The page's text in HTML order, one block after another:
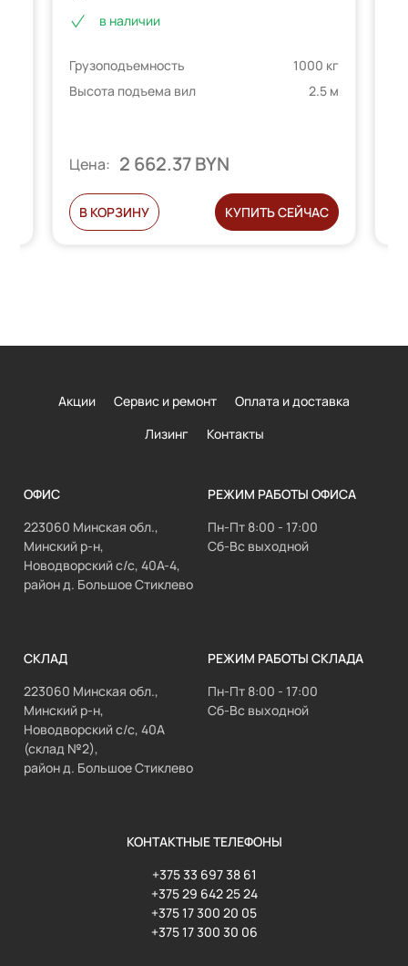
в наличии
Грузоподъемность
1000 кг
Высота подъема вил
2.5 м
Цена: 2 662.37 BYN
В КОРЗИНУ КУПИТЬ СЕЙЧАС
Акции Сервис и ремонт
Оплата и доставка
Лизинг
Контакты
ОФИС
223060 Минская обл.,
Минский р-н,
Новодворский с/с, 40А-4,
район д. Большое Стиклево
РЕЖИМ РАБОТЫ ОФИСА
Пн-Пт 8:00 - 17:00
Сб-Вс выходной
СКЛАД
223060 Минская обл.,
Минский р-н,
Новодворский с/с, 40А
(склад №2),
район д. Большое Стиклево
РЕЖИМ РАБОТЫ СКЛАДА
Пн-Пт 8:00 - 17:00
Сб-Вс выходной
КОНТАКТНЫЕ ТЕЛЕФОНЫ
+375 33 697 38 61
+375 29 642 25 24
+375 17 300 20 05
+375 17 300 30 06